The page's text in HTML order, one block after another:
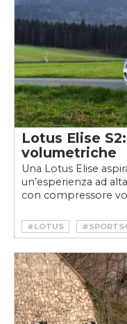
Lotus Elise
volumetriche
Una Lotus Elise
un’esperienza ad
con compressore
#LOTUS